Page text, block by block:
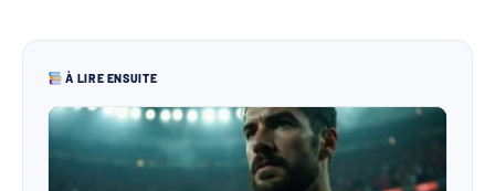
À LIRE ENSUITE